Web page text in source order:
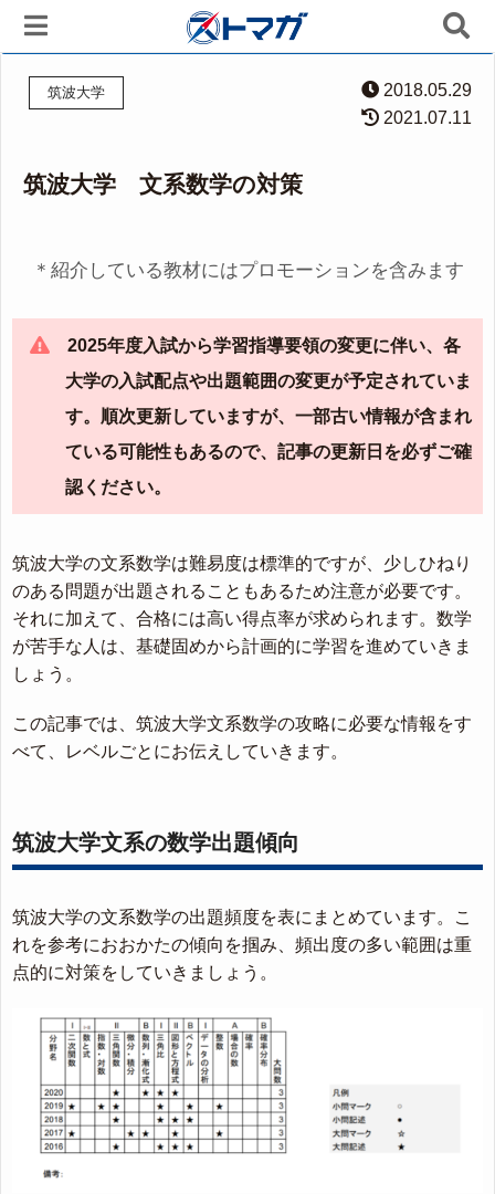
筑波大学
2018.05.29
2021.07.11
筑波大学 文系数学の対策
＊紹介している教材にはプロモーションを含みます
2025年度入試から学習指導要領の変更に伴い、各
大学の入試配点や出題範囲の変更が予定されていま
す。順次更新していますが、一部古い情報が含まれ
ている可能性もあるので、記事の更新日を必ずご確
認ください。
筑波大学の文系数学は難易度は標準的ですが、少しひねり
のある問題が出題されることもあるため注意が必要です。
それに加えて、合格には高い得点率が求められます。数学
が苦手な人は、基礎固めから計画的に学習を進めていきま
しょう。
この記事では、筑波大学文系数学の攻略に必要な情報をす
べて、レベルごとにお伝えしていきます。
筑波大学文系の数学出題傾向
筑波大学の文系数学の出題頻度を表にまとめています。こ
れを参考におおかたの傾向を掴み、頻出度の多い範囲は重
点的に対策をしていきましょう。